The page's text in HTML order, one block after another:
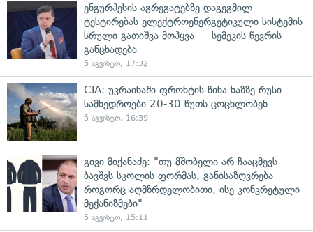
ენგურჰესის აგრეგატებზე დაგეგმილ
ტესტირებას ელექტროენერგეტიკული სისტემის
სრული გათიშვა მოჰყვა — სემეკის წევრის
განცხადება
5 აგვისტო, 17:32
CIA: უკრაინაში ფრონტის წინა ხაზზე რუსი
სამხედროები 20-30 წუთს ცოცხლობენ
5 აგვისტო, 16:39
გივი მიქანაძე: "თუ მშობელი არ ჩააცმევს
ბავშვს სკოლის ფორმას, განისაზღვრება
როგორც აღმზრდელობითი, ისე კონკრეტული
მექანიზმები"
5 აგვისტო, 15:11